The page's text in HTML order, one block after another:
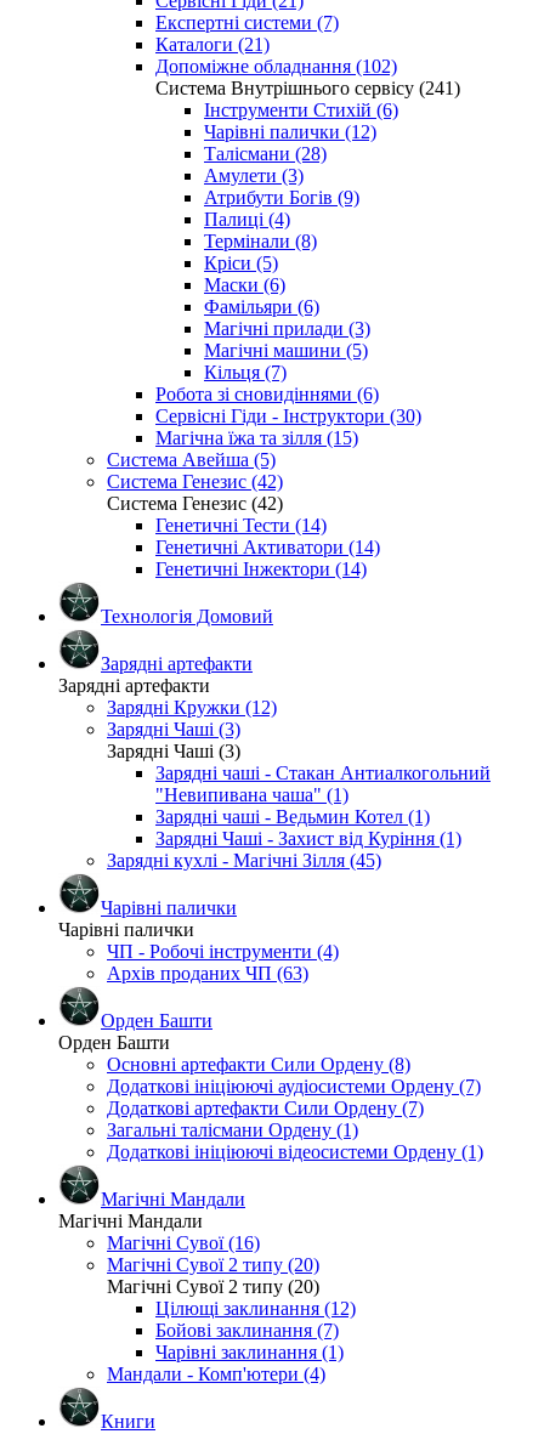
Експертні системи (7)
Каталоги (21)
Допоміжне обладнання (102)
Система Внутрішнього сервісу (241)
Інструменти Стихій (6)
Чарівні палички (12)
Талісмани (28)
Амулети (3)
Атрибути Богів (9)
Палиці (4)
Термінали (8)
Кріси (5)
Маски (6)
Фамільяри (6)
Магічні прилади (3)
Магічні машини (5)
Кільця (7)
Робота зі сновидіннями (6)
Сервісні Гіди - Інструктори (30)
Магічна їжа та зілля (15)
Система Авейша (5)
Система Генезис (42)
Система Генезис (42)
Генетичні Тести (14)
Генетичні Активатори (14)
Генетичні Інжектори (14)
Технологія Домовий
Зарядні артефакти
Зарядні артефакти
Зарядні Кружки (12)
Зарядні Чаші (3)
Зарядні Чаші (3)
Зарядні чаші - Стакан Антиалкогольний
"Невипивана чаша" (1)
Зарядні чаші - Ведьмин Котел (1)
Зарядні Чаші - Захист від Куріння (1)
Зарядні кухлі - Магічні Зілля (45)
Чарівні палички
Чарівні палички
ЧП - Робочі інструменти (4)
Архів проданих ЧП (63)
Орден Башти
Орден Башти
Основні артефакти Сили Ордену (8)
Додаткові ініціюючі аудіосистеми Ордену (7)
Додаткові артефакти Сили Ордену (7)
Загальні талісмани Ордену (1)
Додаткові ініціюючі відеосистеми Ордену (1)
Магічні Мандали
Магічні Мандали
Магічні Сувої (16)
Магічні Сувої 2 типу (20)
Магічні Сувої 2 типу (20)
Цілющі заклинання (12)
Бойові заклинання (7)
Чарівні заклинання (1)
Мандали - Комп'ютери (4)
Книги